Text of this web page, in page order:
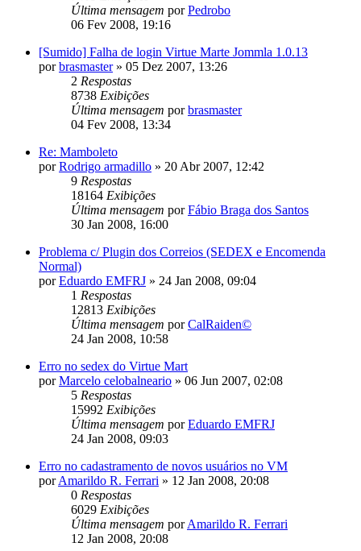
Última mensagem porPedrobo
06 Fev 2008, 19:16
[Sumido] Falha de login Virtue Marte Jommla 1.0.13
porbrasmaster» 05 Dez 2007, 13:26
2 Respostas
8738 Exibições
Última mensagem porbrasmaster
04 Fev 2008, 13:34
Re: Mamboleto
porRodrigo armadillo » 20 Abr 2007, 12:42
9 Respostas
18164 Exibições
Última mensagem porFábio Braga dos Santos
30 Jan 2008, 16:00
Problema c/ Plugin dos Correios (SEDEX e Encomenda
Normal)
porEduardo EMFRJ » 24 Jan 2008, 09:04
1 Respostas
12813 Exibições
Última mensagem porCalRaiden©
24 Jan 2008, 10:58
Erro no sedex do Virtue Mart
porMarcelo celobalneario » 06 Jun 2007, 02:08
5 Respostas
15992 Exibições
Última mensagem porEduardo EMFRJ
24 Jan 2008, 09:03
Erro no cadastramento de novos usuários no VM
porAmarildo R. Ferrari » 12 Jan 2008, 20:08
0 Respostas
6029 Exibições
Última mensagem porAmarildo R. Ferrari
12 Jan 2008, 20:08